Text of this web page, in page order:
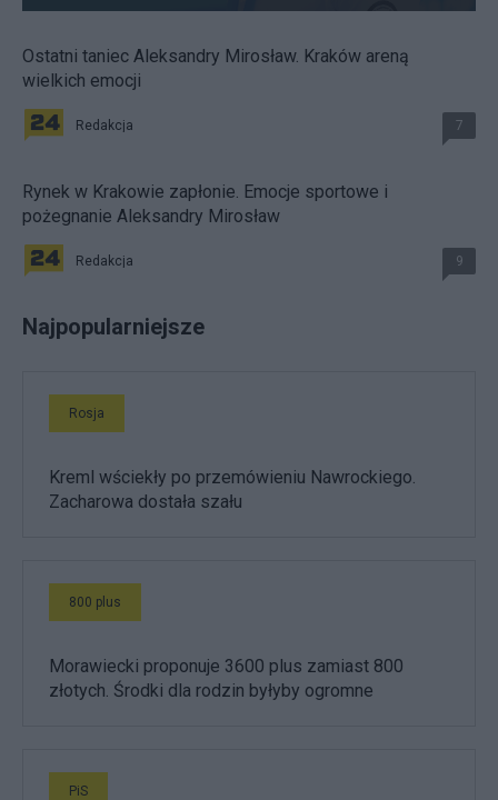
Ostatni taniec Aleksandry Mirosław. Kraków areną
wielkich emocji
Redakcja 7
Rynek w Krakowie zapłonie. Emocje sportowe i
pożegnanie Aleksandry Mirosław
Redakcja 9
Najpopularniejsze
Rosja
Kreml wściekły po przemówieniu Nawrockiego.
Zacharowa dostała szału
800 plus
Morawiecki proponuje 3600 plus zamiast 800
złotych. Środki dla rodzin byłyby ogromne
PiS